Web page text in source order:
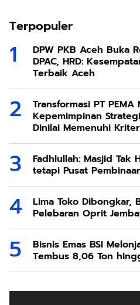
Terpopuler
DPW PKB Aceh Buka
DPAC, HRD:
Terbaik Aceh
Transformasi PT PEMA
Kepemimpinan
Dinilai Memenuhi
Fadhlullah: Masjid Tak
tetapi Pusat
Lima Toko Dibongkar,
Pelebaran Oprit
Bisnis Emas BSI
Tembus 8,06 Ton